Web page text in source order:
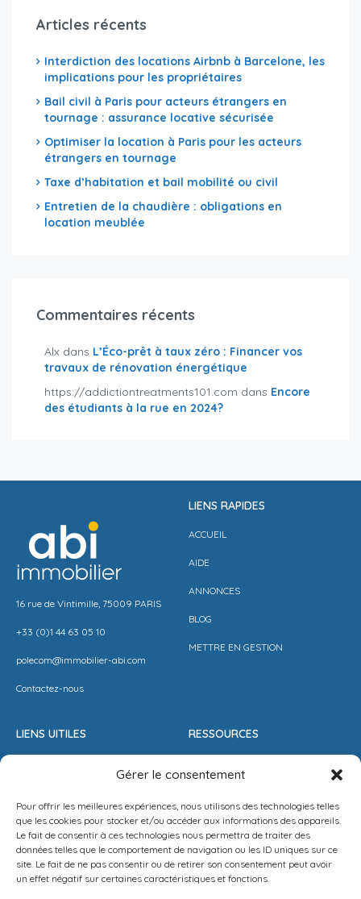
Gérer le consentement
Pour offrir les meilleures expériences, nous utilisons des technologies telles
que les cookies pour stocker et/ou accéder aux informations des appareils.
Le fait de consentir à ces technologies nous permettra de traiter des
données telles que le comportement de navigation ou les ID uniques sur ce
site. Le fait de ne pas consentir ou de retirer son consentement peut avoir
un effet négatif sur certaines caractéristiques et fonctions.
Articles récents
Interdiction des locations Airbnb à Barcelone, les
implications pour les propriétaires
Bail civil à Paris pour acteurs étrangers en
tournage : assurance locative sécurisée
Optimiser la location à Paris pour les acteurs
étrangers en tournage
Taxe d’habitation et bail mobilité ou civil
Entretien de la chaudière : obligations en
location meublée
Commentaires récents
Alx dans L’Éco-prêt à taux zéro : Financer vos
travaux de rénovation énergétique
https://addictiontreatments101.com dans Encore
des étudiants à la rue en 2024?
16 rue de Vintimille, 75009 PARIS
+33 (0)1 44 63 05 10
polecom@immobilier-abi.com
Contactez-nous
LIENS RAPIDES
ACCUEIL
AIDE
ANNONCES
BLOG
METTRE EN GESTION
LIENS UITILES
PROPOSEZ VOTRE APPARTEMENT
METTEZ UN BIEN EN VENTE
RESSOURCES
LA SOLUTION IMMO
MENTIONS LÉGALES
POLITIQUE DE CONFIDENTIALITÉ